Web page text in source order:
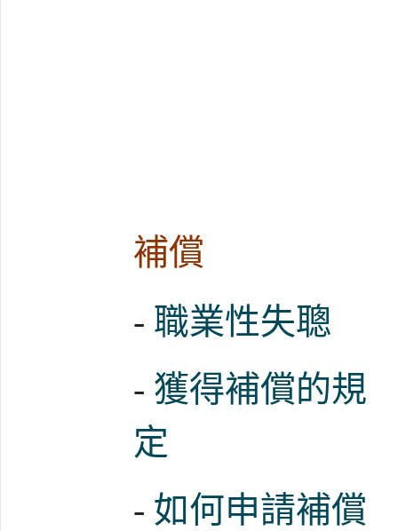
補償
- 職業性失聰
- 獲得補償的規
定
- 如何申請補償